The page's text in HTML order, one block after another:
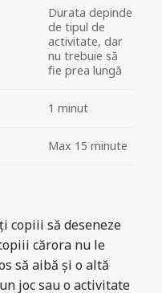
Durata depinde
de tipul de
activitate, dar
nu trebuie să
fie prea lungă
1 minut
Max 15 minute
copiii să deseneze
cărora nu le
să aibă și o altă
joc sau o activitate